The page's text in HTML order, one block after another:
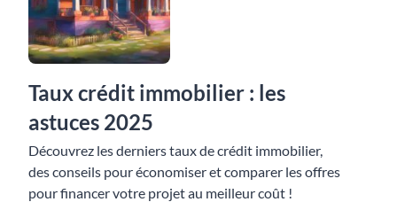
Taux crédit immobilier : les
astuces 2025
Découvrez les derniers taux de crédit immobilier,
des conseils pour économiser et comparer les offres
pour financer votre projet au meilleur coût !